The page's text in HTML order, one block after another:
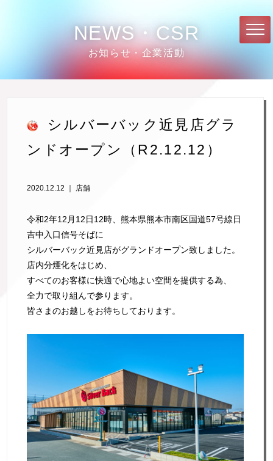
NEWS・CSR
お知らせ・企業活動
シルバーバック近見店グラ
ンドオープン（R2.12.12）
2020.12.12 ｜ 店舗
令和2年12月12日12時、熊本県熊本市南区国道57号線日
吉中入口信号そばに
シルバーバック近見店がグランドオープン致しました。
店内分煙化をはじめ、
すべてのお客様に快適で心地よい空間を提供する為、
全力で取り組んで参ります。
皆さまのお越しをお待ちしております。